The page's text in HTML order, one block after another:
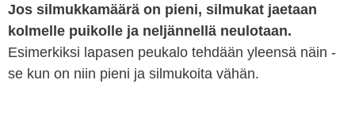
Jos silmukkamäärä on pieni, silmukat jaetaan
kolmelle puikolle ja neljännellä neulotaan.
Esimerkiksi lapasen peukalo tehdään yleensä näin -
se kun on niin pieni ja silmukoita vähän.